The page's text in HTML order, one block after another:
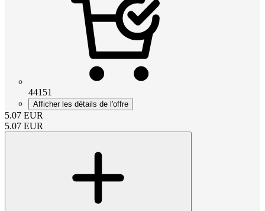
44151
Afficher les détails de l'offre
5.07 EUR
5.07 EUR